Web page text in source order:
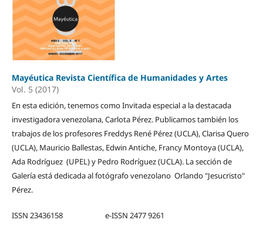
Mayéutica Revista Científica de Humanidades y Artes
Vol. 5 (2017)
En esta edición, tenemos como Invitada especial a la destacada
investigadora venezolana, Carlota Pérez. Publicamos también los
trabajos de los profesores Freddys René Pérez (UCLA), Clarisa Quero
(UCLA), Mauricio Ballestas, Edwin Antiche, Francy Montoya (UCLA),
Ada Rodríguez (UPEL) y Pedro Rodríguez (UCLA). La sección de
Galería está dedicada al fotógrafo venezolano Orlando "Jesucristo"
Pérez.
ISSN 23436158 e-ISSN 2477 9261